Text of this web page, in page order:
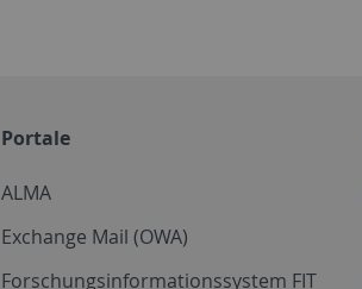
Portale
ALMA
Exchange Mail (OWA)
Forschungsinformationssystem FIT